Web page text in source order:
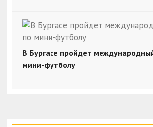
В Бургасе пройдет
мини-футболу